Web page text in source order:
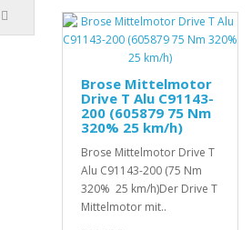
Brose Mittelmotor
Drive T Alu C91143-
200 (605879 75 Nm
320% 25 km/h)
Brose Mittelmotor Drive T
Alu C91143-200 (75 Nm
320% 25 km/h)Der Drive T
Mittelmotor mit..